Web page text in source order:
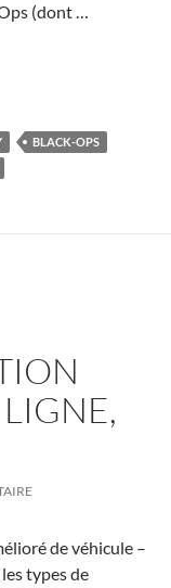
(dont …
BLACK-OPS
de véhicule –
types de